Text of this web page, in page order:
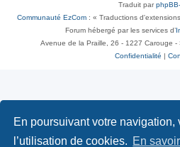
En poursuivant votre navigation,
l’utilisation de cookies. En
Traduit par
Communauté EzCom : « Traductions
Forum hébergé par les services d’
Avenue de la Praille, 26 - 1227 Carouge
Confidentialité